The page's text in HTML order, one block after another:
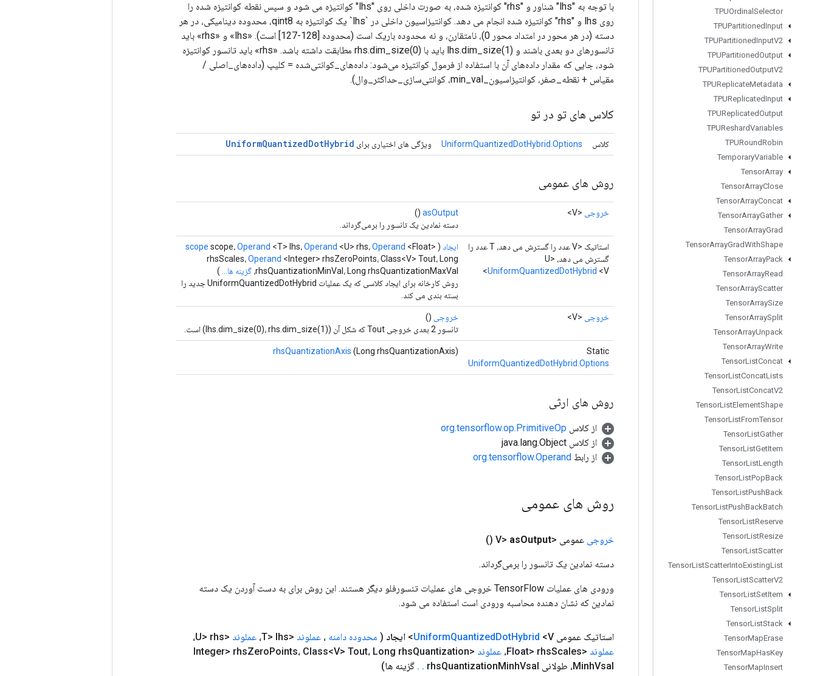
TPUOrdinal Selector
TPUPartitionedInput
TPUPartitionedInputV2
TPUPartitionedOutput
TPUPartitionedOutputV2
TPUReplicateMetadata
TPUReplicatedInput
TPUReplicatedOutput
TPUReshardVariables
TPURoundRobin
TemporaryVariable
TensorArray
TensorArrayClose
TensorArrayConcat
TensorArrayGather
TensorArrayGrad
TensorArrayGradWithShape
TensorArrayPack
TensorArrayRead
TensorArrayScatter
TensorArraySize
TensorArraySplit
TensorArrayUnpack
TensorArrayWrite
TensorListConcat
TensorListConcatLists
TensorListConcatV2
TensorListElementShape
TensorListFromTensor
TensorListGather
TensorListGetItem
TensorListLength
TensorListPopBack
TensorListPushBack
TensorListPushBackBatch
TensorListReserve
TensorListResize
TensorListScatter
TensorListScatterIntoExistingList
TensorListScatterV2
TensorListSetItem
TensorListSplit
TensorListStack
TensorMapErase
TensorMapHasKey
TensorMapInsert
با توجه به "lhs" شناور و "rhs" کوانتیزه شده، به صورت داخلی روی "lhs" کوانتیزه می شود و سپس نقطه کوانتیزه شده را
روی lhs و "rhs" کوانتیزه شده انجام می دهد. کوانتیزاسیون داخلی در `lhs` یک کوانتیزه به qint8، محدوده دینامیکی، در هر
دسته (در هر محور در امتداد محور 0)، نامتقارن، و نه محدوده باریک است (محدوده [128-127] است). «lhs» و «rhs» باید
تانسورهای دو بعدی باشند و lhs.dim_size(1) باید با rhs.dim_size(0) مطابقت داشته باشد. «rhs» باید تانسور کوانتیزه
شود، جایی که مقدار داده‌های آن با استفاده از فرمول کوانتیزه می‌شود: داده‌های_کوانتی‌شده = کلیپ (داده‌های_اصلی /
مقیاس + نقطه_صفر، کوانتیزاسیون_min_val، کوانتی‌سازی_حداکثر_وال).
کلاس های تو در تو
کلاس UniformQuantizedDotHybrid.Options ویژگی های اختیاری برای UniformQuantizedDotHybrid
روش های عمومی
خروجی <V>
asOutput
()
دسته نمادین یک تانسور را برمی‌گرداند.
استاتیک <V عدد را گسترش می دهد، T عدد را
گسترش می دهد، U>
UniformQuantizedDotHybrid <V>
ایجاد (
scope scope،Operand <T> lhs،Operand <U> rhs،Operand <Float>
rhsScales،Operand <Integer> rhsZeroPoints، Class<V> Tout، Long
rhsQuantizationMinVal، Long rhsQuantizationMaxVal، گزینه ها...
)
روش کارخانه برای ایجاد کلاسی که یک عملیات UniformQuantizedDotHybrid جدید را
بسته بندی می کند.
خروجی <V> خروجی
()
تانسور 2 بعدی خروجی Tout که شکل آن (lhs.dim_size(0)، rhs.dim_size(1)) است.
Static
UniformQuantizedDotHybrid.Options
rhsQuantizationAxis (Long rhsQuantizationAxis)
روش های ارثی
از کلاس org.tensorflow.op.PrimitiveOp
از کلاس java.lang.Object
از رابط org.tensorflow.Operand
روش های عمومی
خروجی عمومی <V> asOutput
()
دسته نمادین یک تانسور را برمی‌گرداند.
ورودی های عملیات TensorFlow خروجی های عملیات تنسورفلو دیگر هستند. این روش برای به دست آوردن یک دسته
نمادین که نشان دهنده محاسبه ورودی است استفاده می شود.
استاتیک عمومی UniformQuantizedDotHybrid <V> ایجاد ( محدوده دامنه ، عملوند <T> lhs، عملوند <U> rhs،
عملوند <Float> rhsScales، عملوند <Integer> rhs
ZeroPoints، Class<V> Tout، Long rhsQuantization
MinhVsal، طولانی rhs QuantizationMinhVsal
.
. گزینه ها)